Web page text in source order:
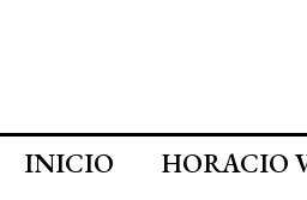
INICIO HORACIO